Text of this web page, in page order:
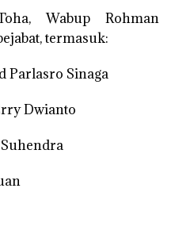
Wabup Rohman
termasuk:
Parlasro Sinaga
Dwianto
Suhendra